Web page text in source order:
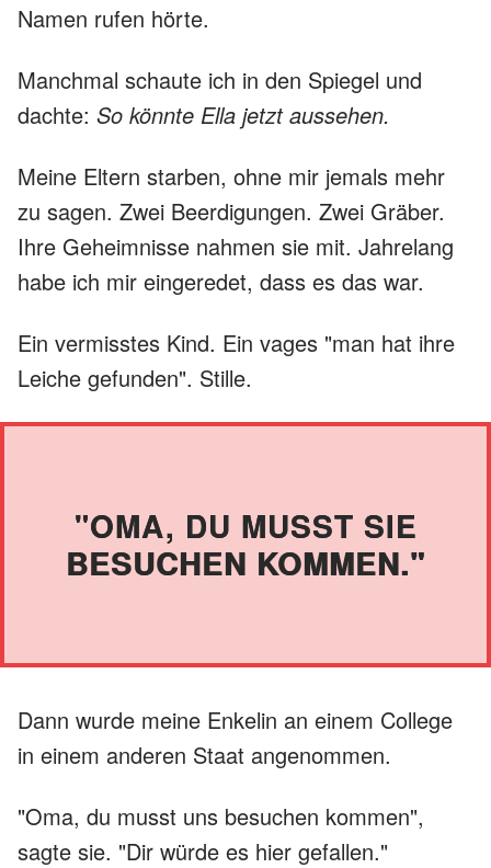
Namen rufen hörte.
Manchmal schaute ich in den Spiegel und
dachte: So könnte Ella jetzt aussehen.
Meine Eltern starben, ohne mir jemals mehr
zu sagen. Zwei Beerdigungen. Zwei Gräber.
Ihre Geheimnisse nahmen sie mit. Jahrelang
habe ich mir eingeredet, dass es das war.
Ein vermisstes Kind. Ein vages "man hat ihre
Leiche gefunden". Stille.
"OMA, DU MUSST SIE
BESUCHEN KOMMEN."
Dann wurde meine Enkelin an einem College
in einem anderen Staat angenommen.
"Oma, du musst uns besuchen kommen",
sagte sie. "Dir würde es hier gefallen."